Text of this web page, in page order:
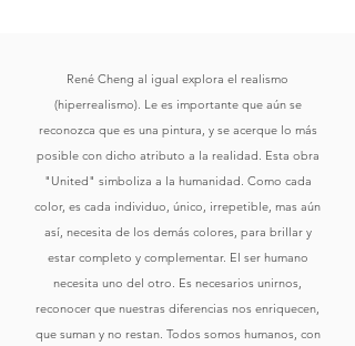
René Cheng al igual explora el realismo
(hiperrealismo). Le es importante que aún se
reconozca que es una pintura, y se acerque lo más
posible con dicho atributo a la realidad. Esta obra
"United" simboliza a la humanidad. Como cada
color, es cada individuo, único, irrepetible, mas aún
así, necesita de los demás colores, para brillar y
estar completo y complementar. El ser humano
necesita uno del otro. Es necesarios unirnos,
reconocer que nuestras diferencias nos enriquecen,
que suman y no restan. Todos somos humanos, con